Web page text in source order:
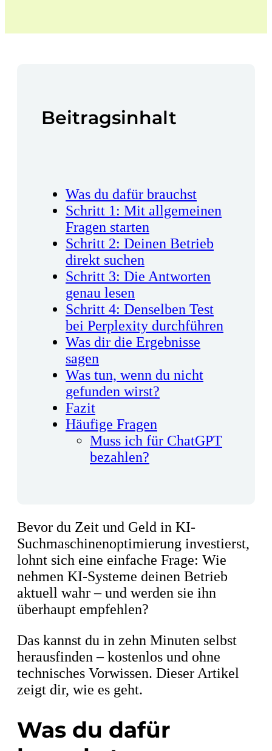
Beitragsinhalt
Was du dafür brauchst
Schritt 1: Mit allgemeinen
Fragen starten
Schritt 2: Deinen Betrieb
direkt suchen
Schritt 3: Die Antworten
genau lesen
Schritt 4: Denselben Test
bei Perplexity durchführen
Was dir die Ergebnisse
sagen
Was tun, wenn du nicht
gefunden wirst?
Fazit
Häufige Fragen
Muss ich für ChatGPT
bezahlen?
Bevor du Zeit und Geld in KI-
Suchmaschinenoptimierung investierst,
lohnt sich eine einfache Frage: Wie
nehmen KI-Systeme deinen Betrieb
aktuell wahr – und werden sie ihn
überhaupt empfehlen?
Das kannst du in zehn Minuten selbst
herausfinden – kostenlos und ohne
technisches Vorwissen. Dieser Artikel
zeigt dir, wie es geht.
Was du dafür